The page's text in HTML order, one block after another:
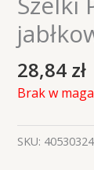
28,84 zł
Brak w
SKU: